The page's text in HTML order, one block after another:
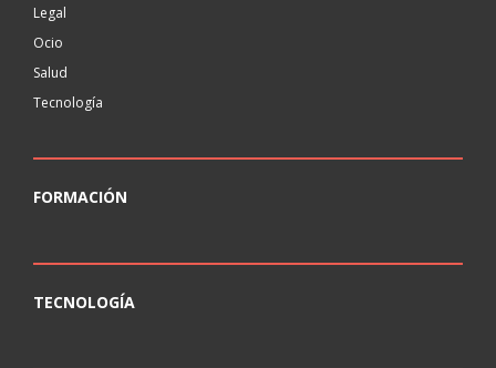
Legal
Ocio
Salud
Tecnología
FORMACIÓN
TECNOLOGÍA